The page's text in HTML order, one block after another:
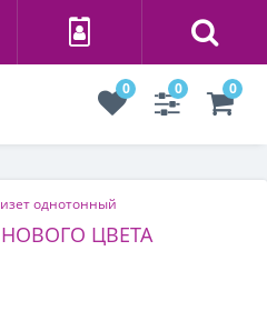
0 0 0
однотонный
ЦВЕТА